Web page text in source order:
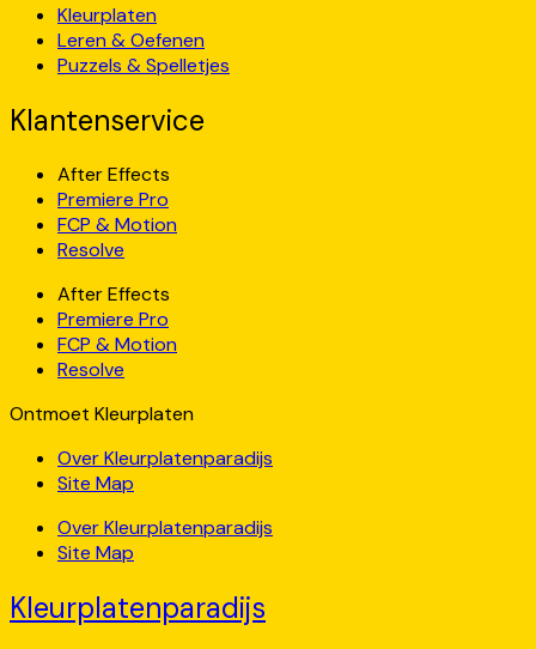
Kleurplaten
Leren & Oefenen
Puzzels & Spelletjes
Klantenservice
After Effects
Premiere Pro
FCP & Motion
Resolve
After Effects
Premiere Pro
FCP & Motion
Resolve
Ontmoet Kleurplaten
Over Kleurplatenparadijs
Site Map
Over Kleurplatenparadijs
Site Map
Kleurplatenparadijs